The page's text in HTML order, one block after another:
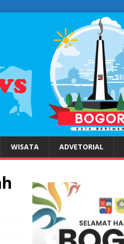
WISATA ADVETORIAL